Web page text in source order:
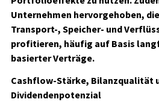
Unternehmen hervorgehoben,
Transport-, Speicher- und
profitieren, häufig auf Basis
basierter Verträge.
Cashflow-Stärke, Bilanzqualität
Dividendenpotenzial